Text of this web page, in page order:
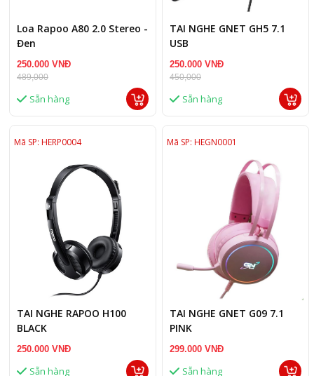
Loa Rapoo A80 2.0 Stereo -
Đen
250.000 VNĐ
489,000
Sẵn hàng
TAI NGHE GNET GH5 7.1
USB
250.000 VNĐ
450,000
Sẵn hàng
Mã SP: HERP0004
TAI NGHE RAPOO H100
BLACK
250.000 VNĐ
Sẵn hàng
Mã SP: HEGN0001
TAI NGHE GNET G09 7.1
PINK
299.000 VNĐ
Sẵn hàng